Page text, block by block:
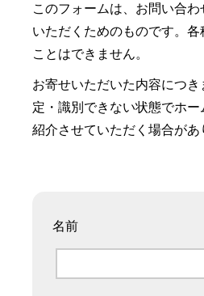
このフォームは、お問い合
いただくためのものです。各
ことはできません。
お寄せいただいた内容につ
定・識別できない状態でホ
紹介させていただく場合があ
名前